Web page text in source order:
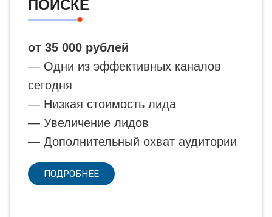
ПОИСКЕ
от 35 000 рублей
— Одни из эффективных каналов
сегодня
— Низкая стоимость лида
— Увеличение лидов
— Дополнительный охват аудитории
ПОДРОБНЕЕ